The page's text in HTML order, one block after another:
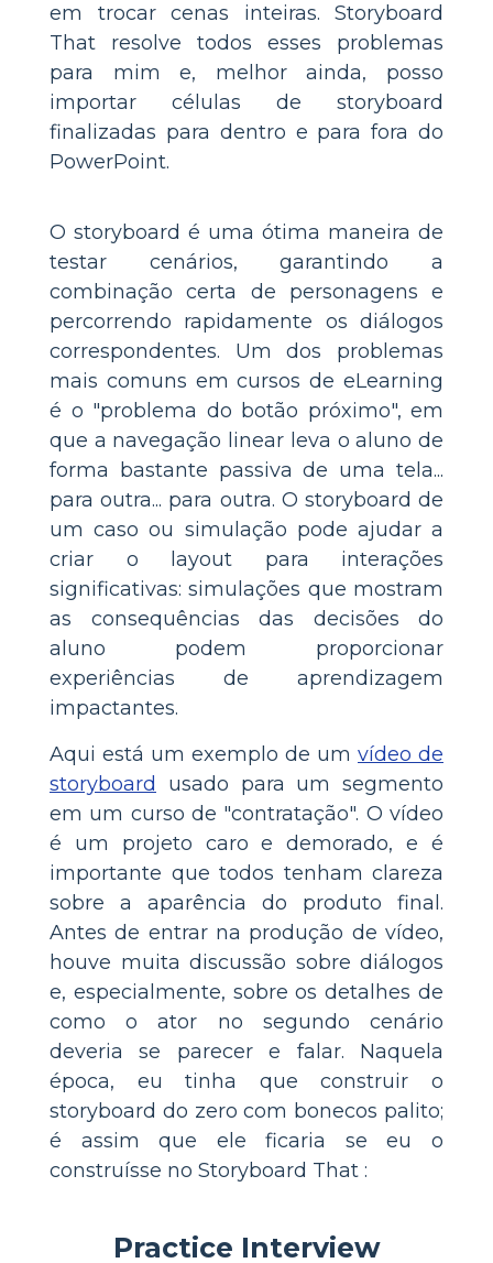
em trocar cenas inteiras. Storyboard
That resolve todos esses problemas
para mim e, melhor ainda, posso
importar células de storyboard
finalizadas para dentro e para fora do
PowerPoint.
O storyboard é uma ótima maneira de
testar cenários, garantindo a
combinação certa de personagens e
percorrendo rapidamente os diálogos
correspondentes. Um dos problemas
mais comuns em cursos de eLearning
é o "problema do botão próximo", em
que a navegação linear leva o aluno de
forma bastante passiva de uma tela...
para outra... para outra. O storyboard de
um caso ou simulação pode ajudar a
criar o layout para interações
significativas: simulações que mostram
as consequências das decisões do
aluno podem proporcionar
experiências de aprendizagem
impactantes.
Aqui está um exemplo de um vídeo de
storyboard
usado para um segmento
em um curso de "contratação". O vídeo
é um projeto caro e demorado, e é
importante que todos tenham clareza
sobre a aparência do produto final.
Antes de entrar na produção de vídeo,
houve muita discussão sobre diálogos
e, especialmente, sobre os detalhes de
como o ator no segundo cenário
deveria se parecer e falar. Naquela
época, eu tinha que construir o
storyboard do zero com bonecos palito;
é assim que ele ficaria se eu o
construísse no Storyboard That :
Practice Interview